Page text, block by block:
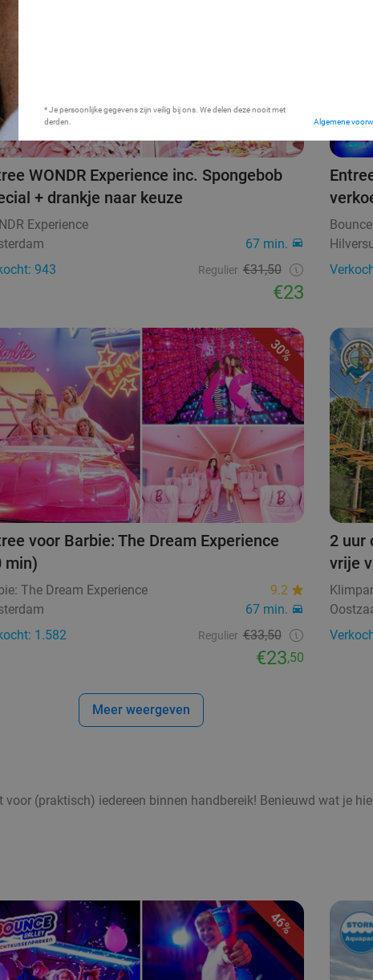
* Je persoonlijke gegevens zijn veilig bij ons. We delen deze nooit met
derden.
Algemene
WONDR Experience inc. Spongebob
+ drankje naar keuze
Experience
67 min.
943
Regulier €31,50
€23
30%
voor Barbie: The Dream Experience
min)
The Dream Experience
9.2
67 min.
1.582
Regulier €33,50
€23,50
2 uur
vrije
Meer weergeven
(praktisch) iedereen binnen handbereik! Benieuwd wat je
46%